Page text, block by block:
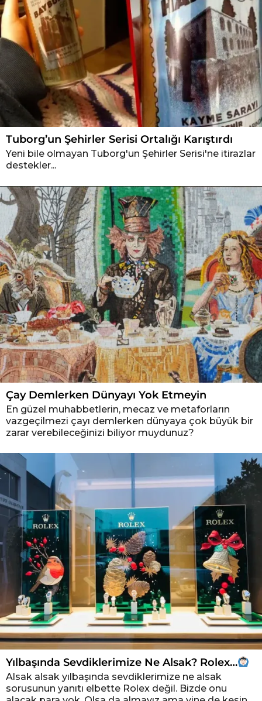
Tuborg’un Şehirler Serisi Ortalığı Karıştırdı
Yeni bile olmayan Tuborg'un Şehirler Serisi'ne itirazlar
destekler...
Çay Demlerken Dünyayı Yok Etmeyin
En güzel muhabbetlerin, mecaz ve metaforların
vazgeçilmezi çayı demlerken dünyaya çok büyük bir
zarar verebileceğinizi biliyor muydunuz?
Yılbaşında Sevdiklerimize Ne Alsak? Rolex…
Alsak alsak yılbaşında sevdiklerimize ne alsak
sorusunun yanıtı elbette Rolex değil. Bizde onu